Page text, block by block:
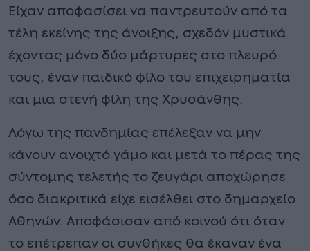
Είχαν αποφασίσει να παντρευτούν από τα
τέλη εκείνης της άνοιξης, σχεδόν μυστικά
έχοντας μόνο δύο μάρτυρες στο πλευρό
τους, έναν παιδικό φίλο του επιχειρηματία
και μια στενή φίλη της Χρυσάνθης.
Λόγω της πανδημίας επέλεξαν να μην
κάνουν ανοιχτό γάμο και μετά το πέρας της
σύντομης τελετής το ζευγάρι αποχώρησε
όσο διακριτικά είχε εισέλθει στο δημαρχείο
Αθηνών. Αποφάσισαν από κοινού ότι όταν
το επέτρεπαν οι συνθήκες θα έκαναν ένα